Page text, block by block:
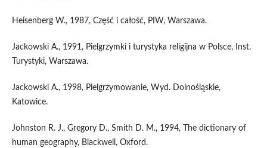
Heisenberg W., 1987, Część i całość, PIW, Warszawa.
Jackowski A., 1991, Pielgrzymki i turystyka religijna w Polsce, Inst.
Turystyki, Warszawa.
Jackowski A., 1998, Pielgrzymowanie, Wyd. Dolnośląskie,
Katowice.
Johnston R. J., Gregory D., Smith D. M., 1994, The dictionary of
human geography, Blackwell, Oxford.